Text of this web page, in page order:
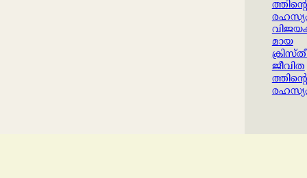
മായ
ജീവിത
ത്തിന്റെ